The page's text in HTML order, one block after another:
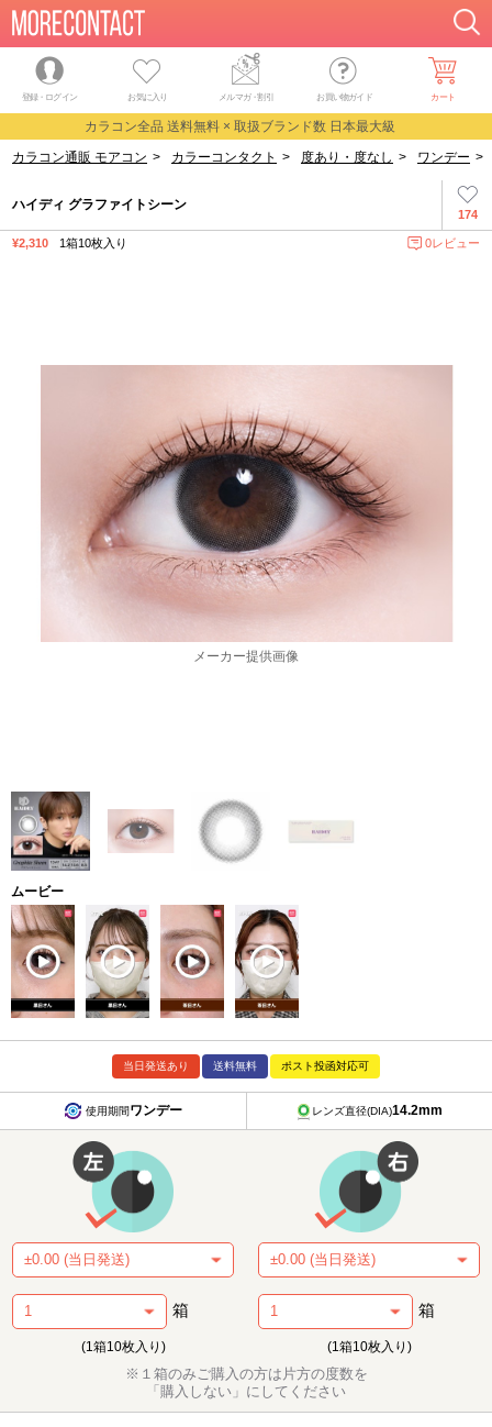
登録・ログイン お気に入り メルマガ・割引 お買い物ガイド カート
カラコン全品 送料無料 × 取扱ブランド数 日本最大級
カラコン通販 モアコン > カラーコンタクト > 度あり・度なし > ワンデー >
174
ハイディ グラファイトシーン
¥2,310 1箱10枚入り 0レビュー
ムービー
当日発送あり 送料無料 ポスト投函対応可
使用期間ワンデー レンズ直径(DIA)14.2mm
箱
(1箱10枚入り)
箱
(1箱10枚入り)
※１箱のみご購入の方は片方の度数を
「購入しない」にしてください